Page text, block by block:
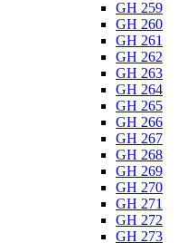
GH 259
GH 260
GH 261
GH 262
GH 263
GH 264
GH 265
GH 266
GH 267
GH 268
GH 269
GH 270
GH 271
GH 272
GH 273